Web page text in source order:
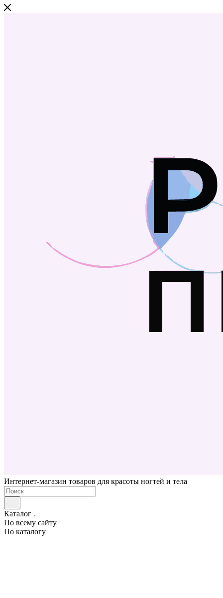
Интернет-магазин товаров для красоты ногтей и тела
Каталог
По всему сайту
По каталогу